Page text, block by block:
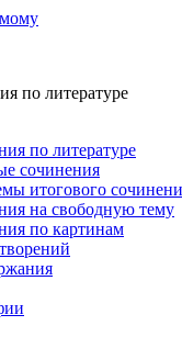
по литературе
по литературе
сочинения
итогового
на свободную тему
по картинам